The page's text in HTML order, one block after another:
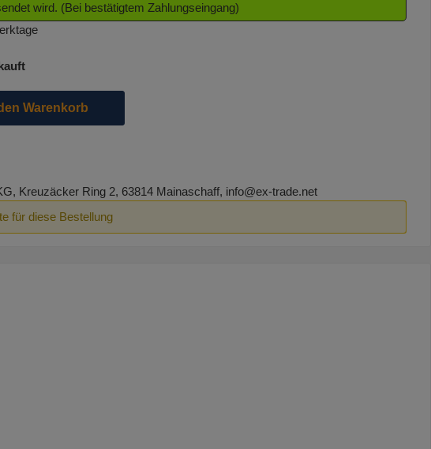
wird. (Bei bestätigtem Zahlungseingang)
Warenkorb
Kreuzäcker Ring 2, 63814 Mainaschaff, info@ex-trade.net
für diese Bestellung